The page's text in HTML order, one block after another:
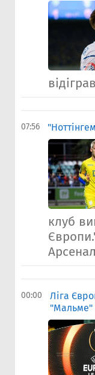
07:56
клуб
00:00
Ліга
"Мальме"